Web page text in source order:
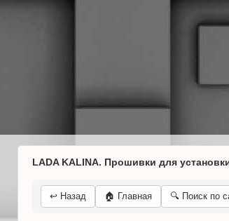
LADA KALINA. Прошивки для
↩️ Назад 🏠 Главная 🔍 Поиск по